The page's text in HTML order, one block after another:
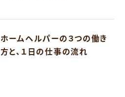
ホームヘルパーの３つの働き
方と、１日の仕事の流れ